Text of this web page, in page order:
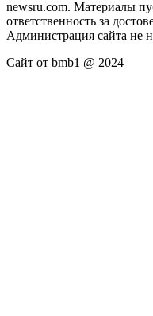
newsru.com. Материалы
ответственность за
Администрация сайта не
Сайт от bmb1 @ 2024